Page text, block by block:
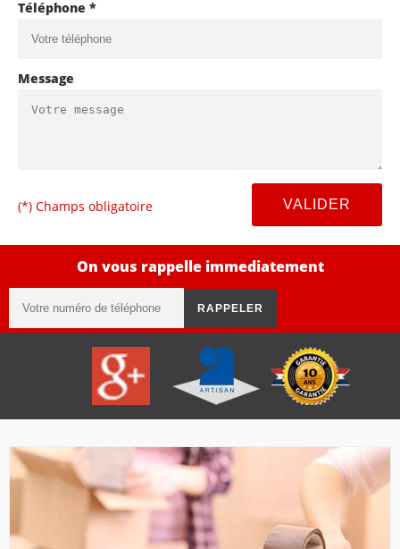
Téléphone *
Message
(*) Champs obligatoire
On vous rappelle immediatement